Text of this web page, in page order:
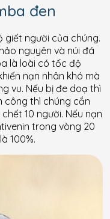
đen
giết người của chúng.
nguyên và núi đá
là loài có tốc độ
nạn nhân khó mà
vu. Nếu bị đe doạ thì
công thì chúng cắn
10 người. Nếu nạn
trong vòng 20
100%.